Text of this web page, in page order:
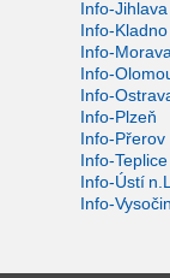
Info-Jihlava
Info-Kladno
Info-
Info-
Info-
Info-Plzeň
Info-Přerov
Info-Teplice
Info-Ústí
Info-